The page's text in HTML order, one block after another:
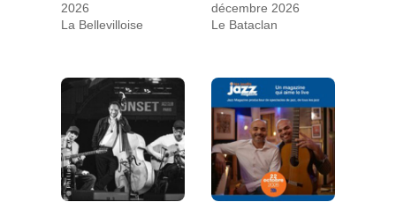
2026
La Bellevilloise
décembre 2026
Le Bataclan